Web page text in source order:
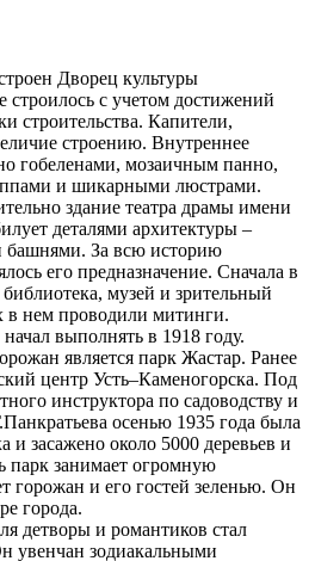
Дворец культуры
строилось с учетом достижений
строительства. Капители,
строению. Внутреннее
гобеленами, мозаичным панно,
и шикарными люстрами.
здание театра драмы имени
деталями архитектуры –
За всю историю
его предназначение. Сначала в
библиотека, музей и зрительный
в нем проводили митинги.
выполнять в 1918 году.
является парк Жастар. Ранее
центр Усть–Каменогорска. Под
инструктора по садоводству и
осенью 1935 года была
и засажено около 5000 деревьев и
парк занимает огромную
горожан и его гостей зеленью. Он
города.
детворы и романтиков стал
увенчан зодиакальными